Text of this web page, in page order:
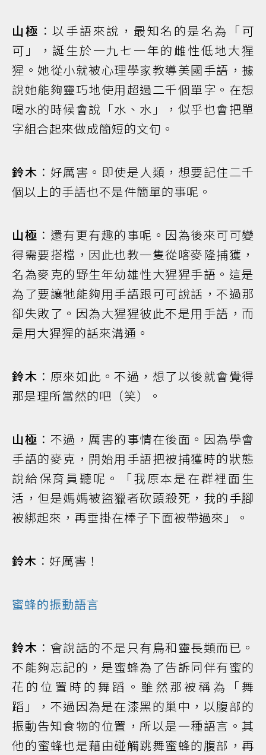
山極 ：以手語來說，最知名的是名為「可
可」，誕生於一九七一年的雌性低地大猩
猩。她從小就被心理學家教導美國手語，據
說她能夠靈巧地使用超過二千個單字。在想
喝水的時候會說「水、水」，似乎也會把單
字組合起來做成簡短的文句。
鈴木 ：好厲害。即使是人類，想要記住二千
個以上的手語也不是件簡單的事呢。
山極 ：還有更有趣的事呢。因為後來可可變
得需要搭檔，因此也教一隻從喀麥隆捕獲，
名為麥克的野生年幼雄性大猩猩手語。這是
為了要讓牠能夠用手語跟可可說話，不過那
卻失敗了。因為大猩猩彼此不是用手語，而
是用大猩猩的話來溝通。
鈴木 ：原來如此。不過，想了以後就會覺得
那是理所當然的吧（笑）。
山極 ：不過，厲害的事情在後面。因為學會
手語的麥克，開始用手語把被捕獲時的狀態
說給保育員聽呢。「我原本是在群裡面生
活，但是媽媽被盜獵者砍頭殺死，我的手腳
被綁起來，再垂掛在棒子下面被帶過來」。
鈴木 ：好厲害！
蜜蜂的振動語言
鈴木 ：會說話的不是只有鳥和靈長類而已。
不能夠忘記的，是蜜蜂為了告訴同伴有蜜的
花的位置時的舞蹈。雖然那被稱為「舞
蹈」，不過因為是在漆黑的巢中，以腹部的
振動告知食物的位置，所以是一種語言。其
他的蜜蜂也是藉由碰觸跳舞蜜蜂的腹部，再